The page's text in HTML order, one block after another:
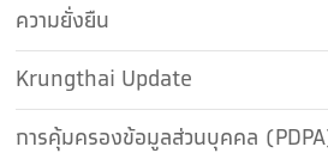
ความยั่งยืน
Krungthai Update
การคุ้มครองข้อมูลส่วนบุคคล